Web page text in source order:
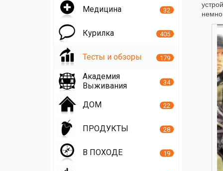
Медицина 32
Курилка 405
Тесты и обзоры 179
Академия
Выживания
34
ДОМ 22
ПРОДУКТЫ 28
В ПОХОДЕ 19